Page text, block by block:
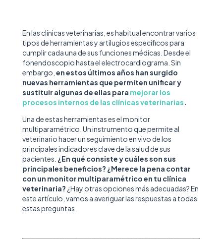
En las clínicas veterinarias, es habitual encontrar varios
tipos de herramientas y artilugios específicos para
cumplir cada una de sus funciones médicas. Desde el
fonendoscopio hasta el electrocardiograma. Sin
embargo, en estos últimos años han surgido
nuevas herramientas que permiten unificar y
sustituir algunas de ellas para mejorar los
procesos internos de las clínicas veterinarias.
Una de estas herramientas es el monitor
multiparamétrico. Un instrumento que permite al
veterinario hacer un seguimiento en vivo de los
principales indicadores clave de la salud de sus
pacientes. ¿En qué consiste y cuáles son sus
principales beneficios? ¿Merece la pena contar
con un monitor multiparamétrico en tu clínica
veterinaria? ¿Hay otras opciones más adecuadas? En
este artículo, vamos a averiguar las respuestas a todas
estas preguntas.